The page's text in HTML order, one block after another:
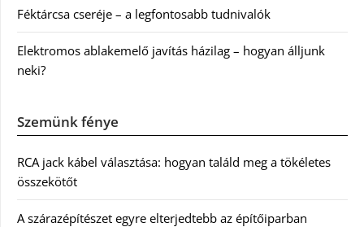
Féktárcsa cseréje – a legfontosabb tudnivalók
Elektromos ablakemelő javítás házilag – hogyan álljunk
neki?
Szemünk fénye
RCA jack kábel választása: hogyan találd meg a tökéletes
összekötőt
A szárazépítészet egyre elterjedtebb az építőiparban